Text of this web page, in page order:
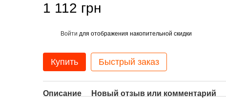
1 112 грн
Войти для отображения накопительной скидки
Купить Быстрый заказ
Описание
Новый отзыв или комментарий